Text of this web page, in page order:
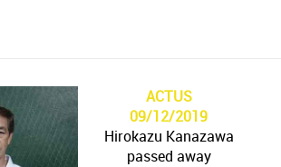
ACTUS
09/12/2019
Hirokazu Kanazawa
passed away